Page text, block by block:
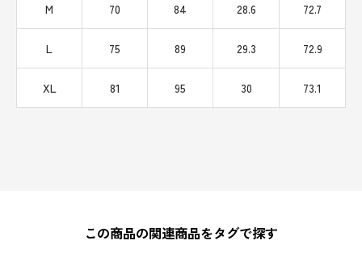
M 70 84 28.6 72.7
L 75 89 29.3 72.9
XL 81 95 30 73.1
この商品の関連商品をタグで探す